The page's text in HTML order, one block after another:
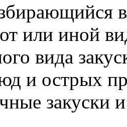
или иной
вида
и острых
закуски